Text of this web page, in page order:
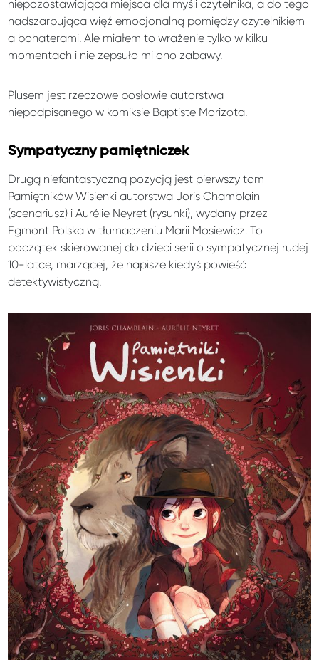
niepozostawiająca miejsca dla myśli czytelnika, a do tego
nadszarpująca więź emocjonalną pomiędzy czytelnikiem
a bohaterami. Ale miałem to wrażenie tylko w kilku
momentach i nie zepsuło mi ono zabawy.
Plusem jest rzeczowe posłowie autorstwa
niepodpisanego w komiksie Baptiste Morizota.
Sympatyczny pamiętniczek
Drugą niefantastyczną pozycją jest pierwszy tom
Pamiętników Wisienki autorstwa Joris Chamblain
(scenariusz) i Aurélie Neyret (rysunki), wydany przez
Egmont Polska w tłumaczeniu Marii Mosiewicz. To
początek skierowanej do dzieci serii o sympatycznej rudej
10-latce, marzącej, że napisze kiedyś powieść
detektywistyczną.